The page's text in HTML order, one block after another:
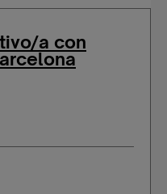
a con